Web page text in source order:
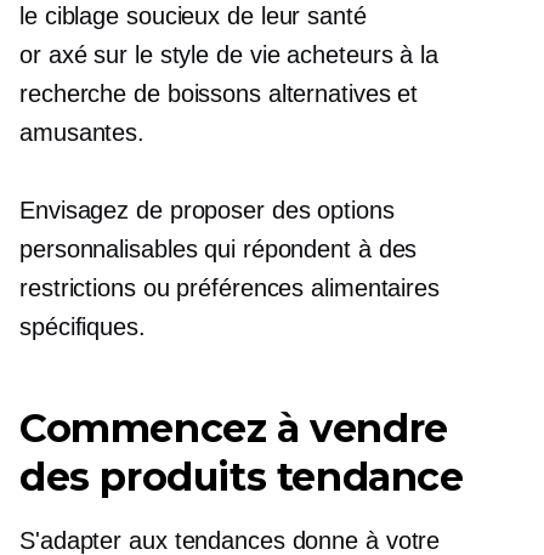
le ciblage soucieux de leur santé
or axé sur le style de vieacheteurs à la
recherche de boissons alternatives et
amusantes.
Envisagez de proposer des options
personnalisables qui répondent à des
restrictions ou préférences alimentaires
spécifiques.
Commencez à vendre
des produits tendance
S'adapter aux tendances donne à votre